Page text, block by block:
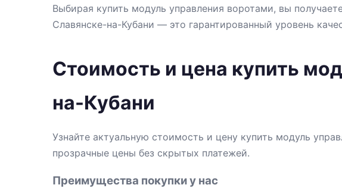
Выбирая купить модуль управления воротами, вы
Славянске-на-Кубани — это гарантированный уровень
Стоимость и цена купить
на-Кубани
Узнайте актуальную стоимость и цену купить модуль
прозрачные цены без скрытых платежей.
Преимущества покупки у нас